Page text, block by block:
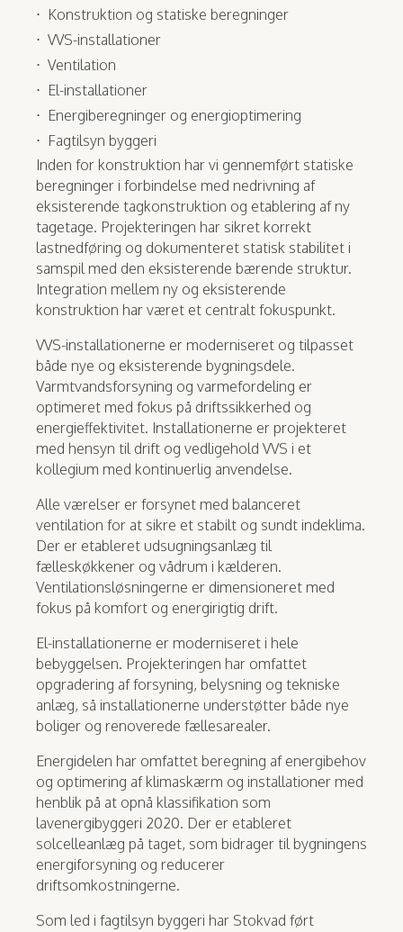
Konstruktion og statiske beregninger
VVS-installationer
Ventilation
El-installationer
Energiberegninger og energioptimering
Fagtilsyn byggeri
Inden for konstruktion har vi gennemført statiske
beregninger i forbindelse med nedrivning af
eksisterende tagkonstruktion og etablering af ny
tagetage. Projekteringen har sikret korrekt
lastnedføring og dokumenteret statisk stabilitet i
samspil med den eksisterende bærende struktur.
Integration mellem ny og eksisterende
konstruktion har været et centralt fokuspunkt.
VVS-installationerne er moderniseret og tilpasset
både nye og eksisterende bygningsdele.
Varmtvandsforsyning og varmefordeling er
optimeret med fokus på driftssikkerhed og
energieffektivitet. Installationerne er projekteret
med hensyn til drift og vedligehold VVS i et
kollegium med kontinuerlig anvendelse.
Alle værelser er forsynet med balanceret
ventilation for at sikre et stabilt og sundt indeklima.
Der er etableret udsugningsanlæg til
fælleskøkkener og vådrum i kælderen.
Ventilationsløsningerne er dimensioneret med
fokus på komfort og energirigtig drift.
El-installationerne er moderniseret i hele
bebyggelsen. Projekteringen har omfattet
opgradering af forsyning, belysning og tekniske
anlæg, så installationerne understøtter både nye
boliger og renoverede fællesarealer.
Energidelen har omfattet beregning af energibehov
og optimering af klimaskærm og installationer med
henblik på at opnå klassifikation som
lavenergibyggeri 2020. Der er etableret
solcelleanlæg på taget, som bidrager til bygningens
energiforsyning og reducerer
driftsomkostningerne.
Som led i fagtilsyn byggeri har Stokvad ført